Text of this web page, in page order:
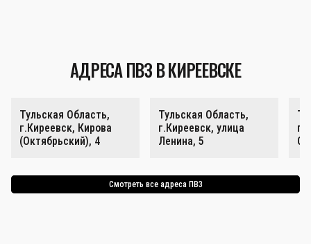
АДРЕСА ПВЗ В КИРЕЕВСКЕ
Тульская Область,
г.Киреевск, Кирова
(Октябрьский), 4
Тульская Область,
г.Киреевск, улица
Ленина, 5
Смотреть все адреса ПВЗ